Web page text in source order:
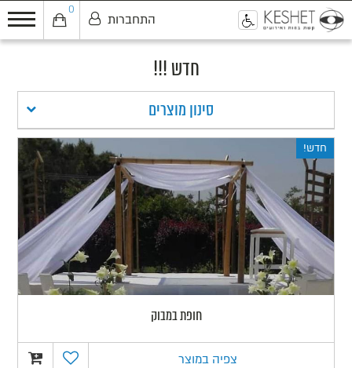
0
התחברות
חדש !!!
סינון מוצרים
חופת במבוק
צפיה במוצר
חדש!